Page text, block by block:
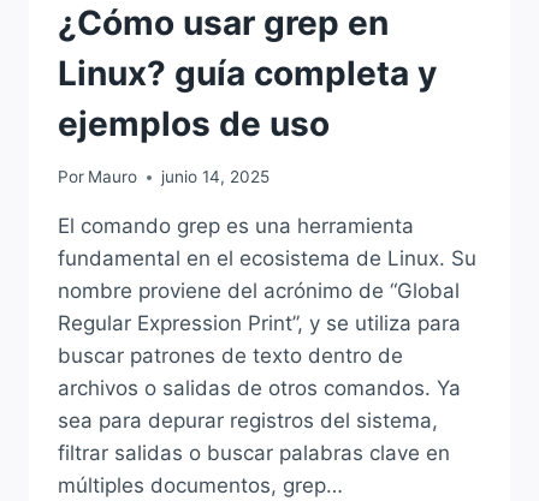
¿Cómo usar grep en
Linux? guía completa y
ejemplos de uso
Por Mauro junio 14, 2025
El comando grep es una herramienta
fundamental en el ecosistema de Linux. Su
nombre proviene del acrónimo de “Global
Regular Expression Print”, y se utiliza para
buscar patrones de texto dentro de
archivos o salidas de otros comandos. Ya
sea para depurar registros del sistema,
filtrar salidas o buscar palabras clave en
múltiples documentos, grep…